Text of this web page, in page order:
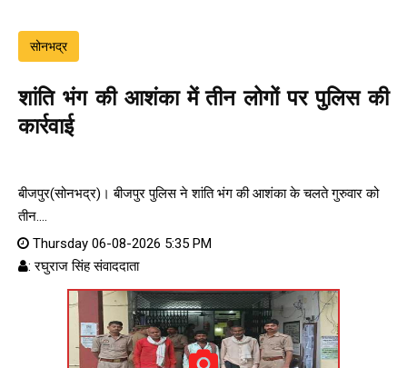
सोनभद्र
शांति भंग की आशंका में तीन लोगों पर पुलिस की
कार्रवाई
बीजपुर(सोनभद्र)। बीजपुर पुलिस ने शांति भंग की आशंका के चलते गुरुवार को
तीन....
Thursday 06-08-2026 5:35 PM
: रघुराज सिंह संवाददाता